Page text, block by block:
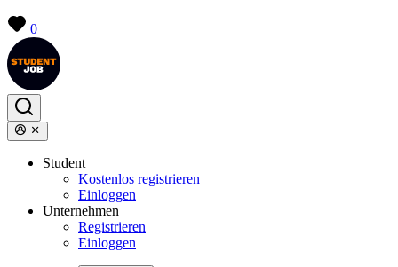
0
Student
Kostenlos registrieren
Einloggen
Unternehmen
Registrieren
Einloggen